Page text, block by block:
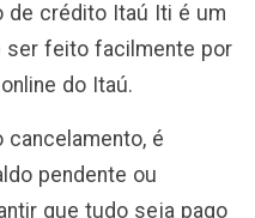
de crédito Itaú Iti é um
feito facilmente por
do Itaú.
é
pendente ou
que tudo seja pago